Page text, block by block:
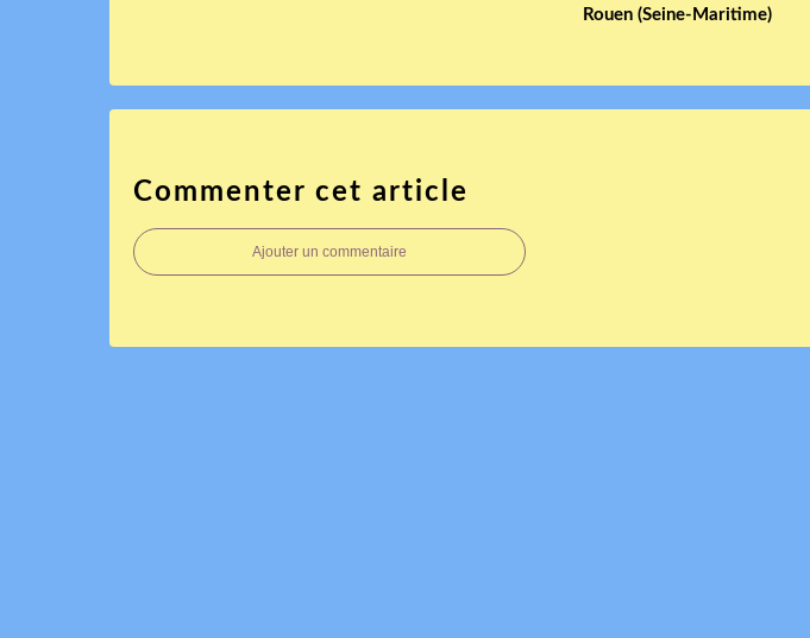
Rouen (Seine-Maritime)
Commenter cet article
Ajouter un commentaire